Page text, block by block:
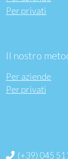
Per privati
Il nostro
Per aziende
Per privati
(+39) 045